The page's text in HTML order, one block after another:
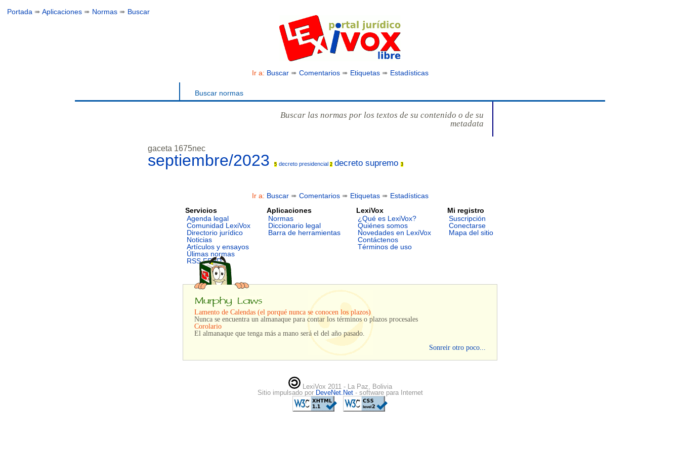
Portada ➠Aplicaciones ➠ Normas ➠ Buscar
Ir a: Buscar➠ Comentarios➠ Etiquetas➠ Estadísticas
Buscar normas
Buscar las normas por los textos de su contenido o de su
metadata
gaceta 1675nec
septiembre/2023 5 decreto presidencial 2 decreto supremo 3
Ir a: Buscar➠ Comentarios➠ Etiquetas➠ Estadísticas
Servicios
Agenda legal
Comunidad LexiVox
Directorio jurídico
Noticias
Artículos y ensayos
Úlimas normas
RSS FEED
Aplicaciones
Normas
Diccionario legal
Barra de herramientas
LexiVox
¿Qué es LexiVox?
Quiénes somos
Novedades en LexiVox
Contáctenos
Términos de uso
Mi registro
Suscripción
Conectarse
Mapa del sitio
Lamento de Calendas (el porqué nunca se conocen los plazos)
Nunca se encuentra un almanaque para contar los términos o plazos procesales
Corolario
El almanaque que tenga más a mano será el del año pasado.
Sonreir otro poco...
LexiVox 2011 - La Paz, Bolivia
Sitio impulsado por DeveNet.Net - software para Internet